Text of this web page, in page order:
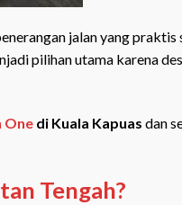
jalan yang
pilihan utama karena
One di Kuala Kapuas dan
Tengah?